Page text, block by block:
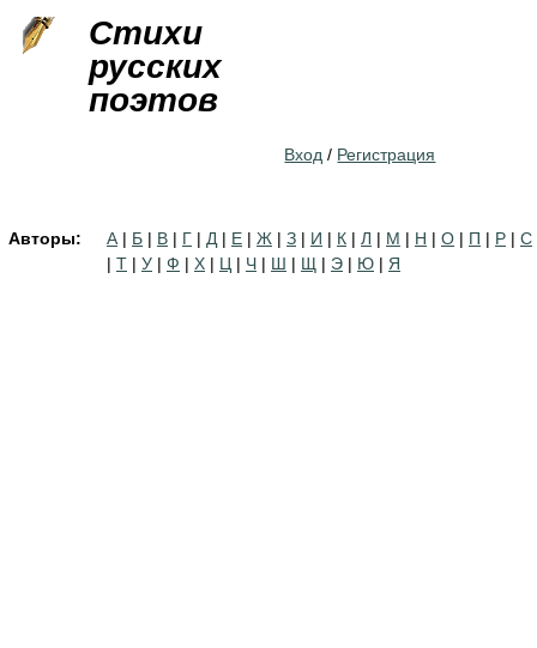
Стихи
русских
поэтов
Вход / Регистрация
Авторы: А | Б | В | Г | Д | Е | Ж | З | И | К | Л | М | Н | О | П | Р | С
| Т | У | Ф | Х | Ц | Ч | Ш | Щ | Э | Ю | Я